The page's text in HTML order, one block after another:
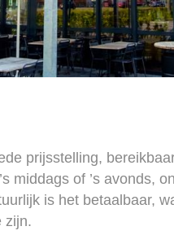
prijsstelling,
middags of ’s avonds,
is het betaalbaar,
zijn.